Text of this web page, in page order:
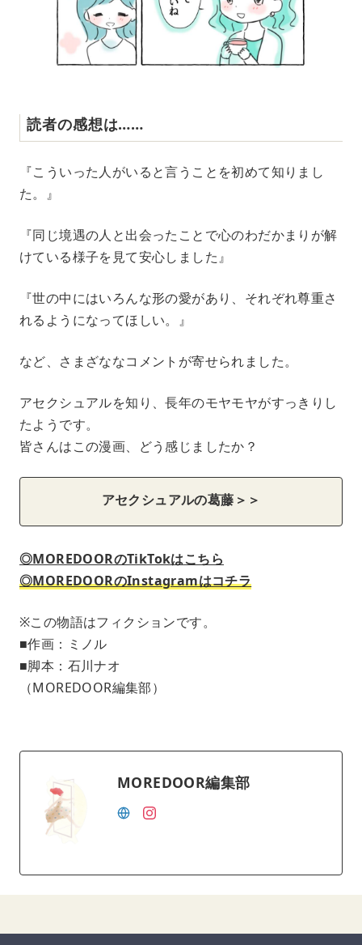
読者の感想は……
『こういった人がいると言うことを初めて知りまし
た。』
『同じ境遇の人と出会ったことで心のわだかまりが解
けている様子を見て安心しました』
『世の中にはいろんな形の愛があり、それぞれ尊重さ
れるようになってほしい。』
など、さまざななコメントが寄せられました。
アセクシュアルを知り、長年のモヤモヤがすっきりし
たようです。
皆さんはこの漫画、どう感じましたか？
アセクシュアルの葛藤＞＞
◎MOREDOORのTikTokはこちら
◎MOREDOORのInstagramはコチラ
※この物語はフィクションです。
■作画：ミノル
■脚本：石川ナオ
（MOREDOOR編集部）
MOREDOOR編集部